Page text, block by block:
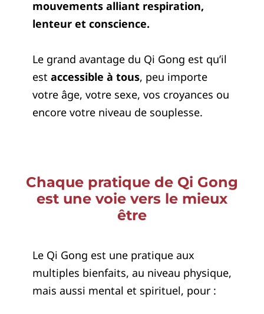
mouvements alliant respiration,
lenteur et conscience.
Le grand avantage du Qi Gong est qu’il
est accessible à tous, peu importe
votre âge, votre sexe, vos croyances ou
encore votre niveau de souplesse.
Chaque pratique de Qi Gong
est une voie vers le mieux
être
Le Qi Gong est une pratique aux
multiples bienfaits, au niveau physique,
mais aussi mental et spirituel, pour :